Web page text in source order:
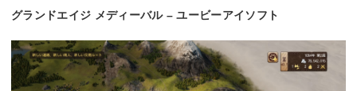
グランドエイジ メディーバル – ユービーアイソフト